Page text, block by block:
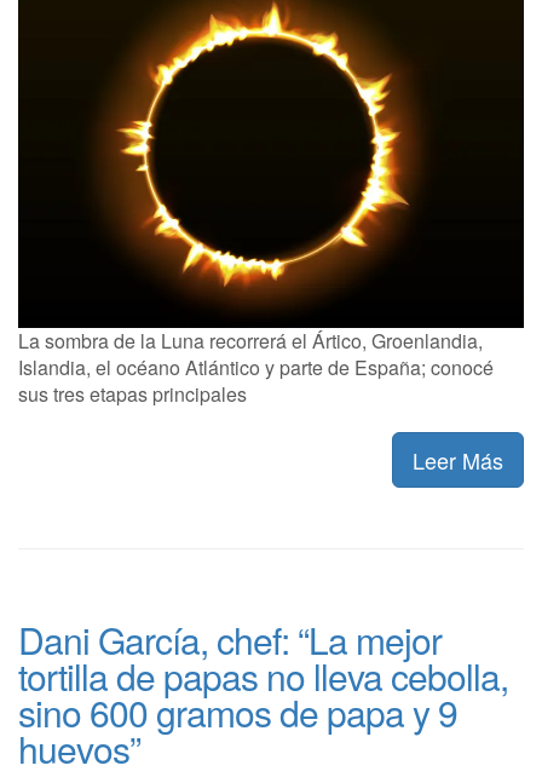
La sombra de la Luna recorrerá el Ártico, Groenlandia,
Islandia, el océano Atlántico y parte de España; conocé
sus tres etapas principales
Leer Más
Dani García, chef: “La mejor
tortilla de papas no lleva cebolla,
sino 600 gramos de papa y 9
huevos”